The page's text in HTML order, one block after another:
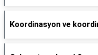
Koordinasyon ve